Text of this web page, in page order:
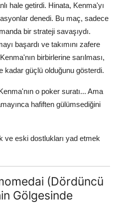
hale getirdi. Hinata, Kenma'yı
denedi. Bu maç, sadece
bir strateji savaşıydı.
başardı ve takımını zafere
birbirlerine sarılması,
kadar güçlü olduğunu gösterdi.
o poker suratı... Ama
hafiften gülümsediğini
ve eski dostlukları yad etmek
(Dördüncü
Gölgesinde